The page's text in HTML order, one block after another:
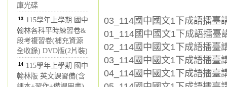
庫光碟
13 115學年上學期 國中
翰林各科平時練習卷&
段考複習卷(補充資源
全收錄) DVD版(2片裝)
14 115學年上學期 國中
翰林版 英文課習備(含
03_114國中國文1下成語擂臺
01_114國中國文1下成語擂臺
02_114國中國文1下成語擂臺
03_114國中國文1下成語擂臺
04_114國中國文1下成語擂臺